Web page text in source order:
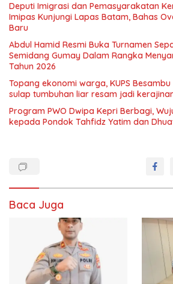
Deputi Imigrasi dan Pemasyarakatan
Imipas Kunjungi Lapas Batam, Bahas
Baru
Abdul Hamid Resmi Buka Turnamen
Semidang Gumay Dalam Rangka
Tahun 2026
Topang ekonomi warga, KUPS
sulap tumbuhan liar resam jadi
Program PWO Dwipa Kepri Berbagi,
kepada Pondok Tahfidz Yatim dan
Baca Juga